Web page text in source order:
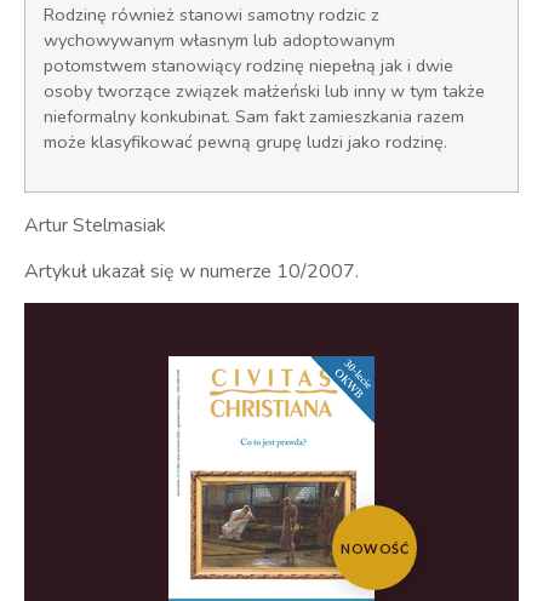
Rodzinę również stanowi samotny rodzic z
wychowywanym własnym lub adoptowanym
potomstwem stanowiący rodzinę niepełną jak i dwie
osoby tworzące związek małżeński lub inny w tym także
nieformalny konkubinat. Sam fakt zamieszkania razem
może klasyfikować pewną grupę ludzi jako rodzinę.
Artur Stelmasiak
Artykuł ukazał się w numerze 10/2007.
NOWOŚĆ